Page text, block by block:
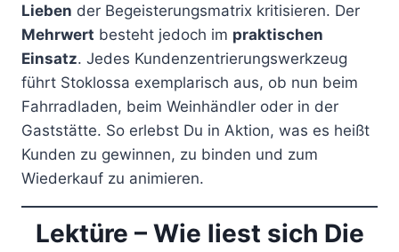
Lieben der Begeisterungsmatrix kritisieren. Der
Mehrwert besteht jedoch im praktischen
Einsatz. Jedes Kundenzentrierungswerkzeug
führt Stoklossa exemplarisch aus, ob nun beim
Fahrradladen, beim Weinhändler oder in der
Gaststätte. So erlebst Du in Aktion, was es heißt
Kunden zu gewinnen, zu binden und zum
Wiederkauf zu animieren.
Lektüre – Wie liest sich Die